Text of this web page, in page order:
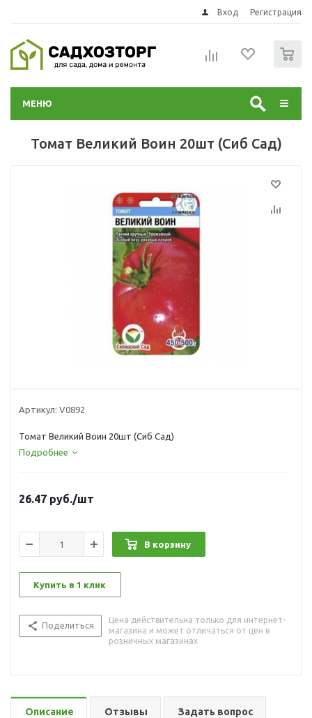
Вход Регистрация
МЕНЮ
Томат Великий Воин 20шт (Сиб Сад)
Артикул: V0892
Томат Великий Воин 20шт (Сиб Сад)
Подробнее
26.47 руб./шт
В корзину
Купить в 1 клик
Поделиться
Цена действительна только для интернет-
магазина и может отличаться от цен в
розничных магазинах
Описание Отзывы Задать вопрос